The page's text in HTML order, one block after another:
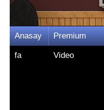
İçeriğe
atla
Anasay
fa
Premium
Video